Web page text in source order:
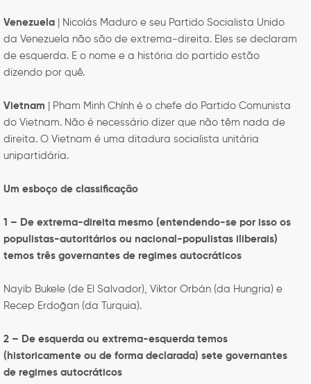
Venezuela | Nicolás Maduro e seu Partido Socialista Unido
da Venezuela não são de extrema-direita. Eles se declaram
de esquerda. E o nome e a história do partido estão
dizendo por quê.
Vietnam | Pham Minh Chính é o chefe do Partido Comunista
do Vietnam. Não é necessário dizer que não têm nada de
direita. O Vietnam é uma ditadura socialista unitária
unipartidária.
Um esboço de classificação
1 – De extrema-direita mesmo (entendendo-se por isso os
populistas-autoritários ou nacional-populistas iliberais)
temos três governantes de regimes autocráticos
Nayib Bukele (de El Salvador), Viktor Orbán (da Hungria) e
Recep Erdoğan (da Turquia).
2 – De esquerda ou extrema-esquerda temos
(historicamente ou de forma declarada) sete governantes
de regimes autocráticos